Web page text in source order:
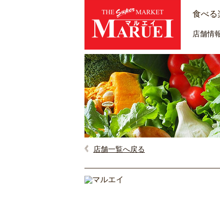
食べる
店舗情
店舗一覧へ戻る